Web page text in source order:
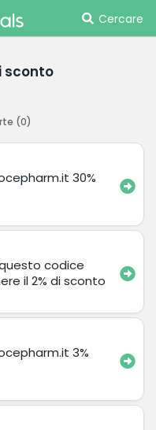
Cercare
sconto
(0)
30%
codice
il 2% di sconto
3%